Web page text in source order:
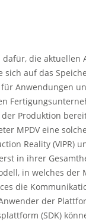
die aktuellen
auf das
Anwendungen
Produktion
MPDV eine
Reality (VIPR)
in ihrer
in welches der
die
der
(SDK)